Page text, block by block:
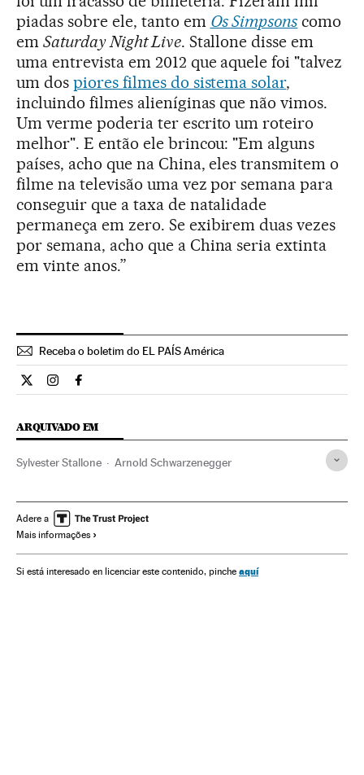
piadas sobre ele, tanto em Os Simpsons como
em Saturday Night Live. Stallone disse em
uma entrevista em 2012 que aquele foi "talvez
um dos piores filmes do sistema solar,
incluindo filmes alieníginas que não vimos.
Um verme poderia ter escrito um roteiro
melhor". E então ele brincou: "Em alguns
países, acho que na China, eles transmitem o
filme na televisão uma vez por semana para
conseguir que a taxa de natalidade
permaneça em zero. Se exibirem duas vezes
por semana, acho que a China seria extinta
em vinte anos.”
Receba o boletim do EL PAÍS América
Cultura El País Brasil en Twitter
Cultura El País Brasil en Instagram
Cultura El País Brasil en Facebook
ARQUIVADO EM
Sylvester Stallone Arnold Schwarzenegger
Adere a
Mais informações
Si está interesado en licenciar este contenido, pinche aquí